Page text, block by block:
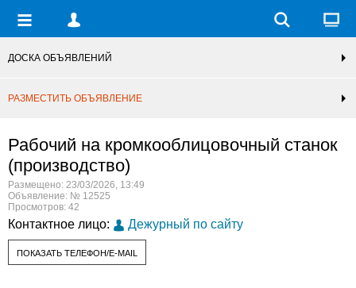
ДОСКА ОБЪЯВЛЕНИЙ
РАЗМЕСТИТЬ ОБЪЯВЛЕНИЕ
Рабочий на кромкооблицовочный станок
(производство)
Размещено: 23/03/2026, 13:49
Объявление: № 12525
Просмотров: 42
Контактное лицо: Дежурный по сайту
ПОКАЗАТЬ ТЕЛЕФОН/E-MAIL